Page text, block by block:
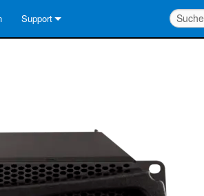
Support
Software
Downloads
Garantie